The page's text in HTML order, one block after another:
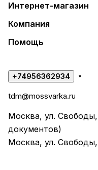
Интернет-магазин
Компания
Помощь
+74956362934
tdm@mossvarka.ru
Москва, ул.
документов)
Москва, ул. Свободы,